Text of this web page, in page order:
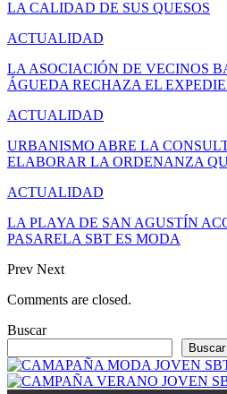
LA CALIDAD DE SUS QUESOS
ACTUALIDAD
LA ASOCIACIÓN DE VECINOS
ÁGUEDA RECHAZA EL
ACTUALIDAD
URBANISMO ABRE LA
ELABORAR LA ORDENANZA
ACTUALIDAD
LA PLAYA DE SAN AGUSTÍN
PASARELA SBT ES MODA
Prev Next
Comments are closed.
Buscar
Buscar